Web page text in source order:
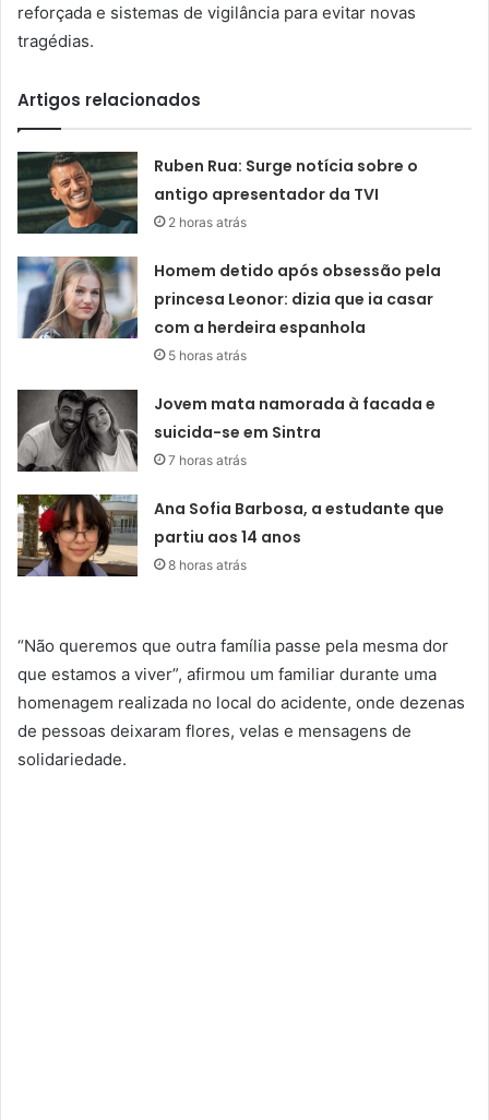
reforçada e sistemas de vigilância para evitar novas
tragédias.
Artigos relacionados
Ruben Rua: Surge notícia sobre o
antigo apresentador da TVI
2 horas atrás
Homem detido após obsessão pela
princesa Leonor: dizia que ia casar
com a herdeira espanhola
5 horas atrás
Jovem mata namorada à facada e
suicida-se em Sintra
7 horas atrás
Ana Sofia Barbosa, a estudante que
partiu aos 14 anos
8 horas atrás
“Não queremos que outra família passe pela mesma dor
que estamos a viver”, afirmou um familiar durante uma
homenagem realizada no local do acidente, onde dezenas
de pessoas deixaram flores, velas e mensagens de
solidariedade.